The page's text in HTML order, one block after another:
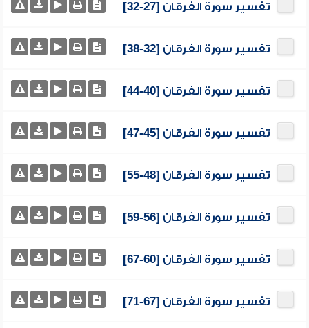
تفسير سورة الفرقان [27-32]
تفسير سورة الفرقان [32-38]
تفسير سورة الفرقان [40-44]
تفسير سورة الفرقان [45-47]
تفسير سورة الفرقان [48-55]
تفسير سورة الفرقان [56-59]
تفسير سورة الفرقان [60-67]
تفسير سورة الفرقان [67-71]